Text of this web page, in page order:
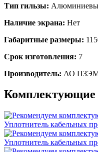
Тип гильзы:
Наличие экрана: Нет
Габаритные размеры:
Срок изготовления: 7
Производитель: АО
Комплектующие
Уплотнитель кабельных
Уплотнитель кабельных